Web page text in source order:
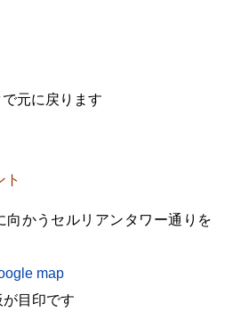
元に戻ります
ト
向かうセルリアンタワー通りを
map
が目印です